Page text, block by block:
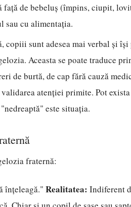
de bebeluș (împins, ciupit,
sau cu alimentația.
copiii sunt adesea mai verbal și
Aceasta se poate traduce
de burtă, de cap fără cauză
atenției primite. Pot
este situația.
fraternă:
înțeleagă." Realitatea: Indiferent